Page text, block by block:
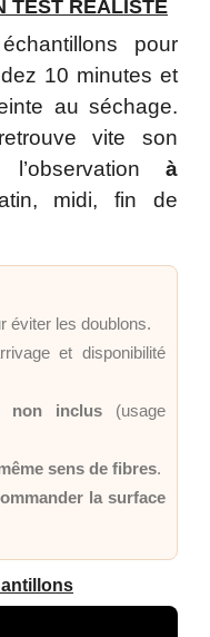
TEST RÉALISTE
pour
10 minutes et
au séchage.
vite son
à
midi, fin de
éviter les doublons.
et disponibilité
non inclus (usage
sens de fibres.
la surface